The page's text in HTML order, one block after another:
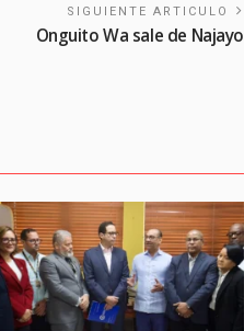
SIGUIENTE ARTICULO
Onguito Wa sale de Najayo